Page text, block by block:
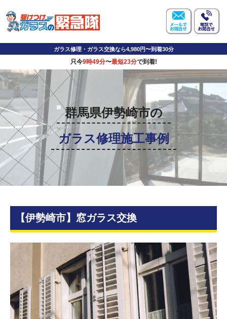
ガラス修理・ガラス交換なら4,980円〜到着30分
只今9時49分〜最短23分で到着!
群馬県伊勢崎市の
ガラス修理施工事例
【伊勢崎市】窓ガラス交換